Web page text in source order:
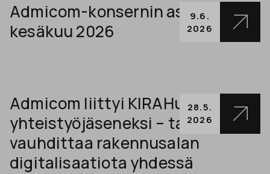
9.6.
2026
Admicom-konsernin asiakaskirje
kesäkuu 2026
28.5.
2026
Admicom liittyi KIRAHubin
yhteistyöjäseneksi – tavoitteena
vauhdittaa rakennusalan
digitalisaatiota yhdessä